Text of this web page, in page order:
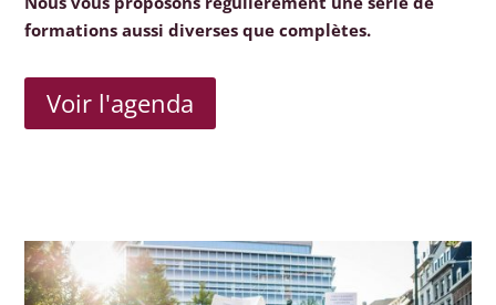
formations aussi diverses que complètes.
Voir l'agenda